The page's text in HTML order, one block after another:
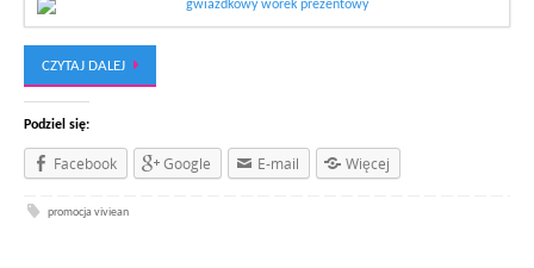
CZYTAJ DALEJ
Podziel się:
Facebook Google E-mail Więcej
promocja viviean